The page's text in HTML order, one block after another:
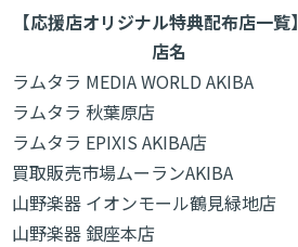
【応援店オリジナル特典配布店一覧】
店名
ラムタラ MEDIA WORLD AKIBA
ラムタラ 秋葉原店
ラムタラ EPIXIS AKIBA店
買取販売市場ムーランAKIBA
山野楽器 イオンモール鶴見緑地店
山野楽器 銀座本店